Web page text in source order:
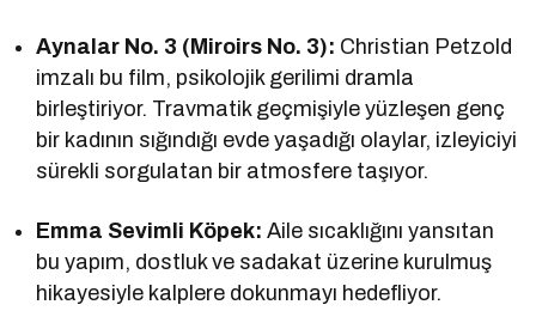
Aynalar No. 3 (Miroirs No. 3): Christian Petzold
imzalı bu film, psikolojik gerilimi dramla
birleştiriyor. Travmatik geçmişiyle yüzleşen genç
bir kadının sığındığı evde yaşadığı olaylar, izleyiciyi
sürekli sorgulatan bir atmosfere taşıyor.
Emma Sevimli Köpek: Aile sıcaklığını yansıtan
bu yapım, dostluk ve sadakat üzerine kurulmuş
hikayesiyle kalplere dokunmayı hedefliyor.